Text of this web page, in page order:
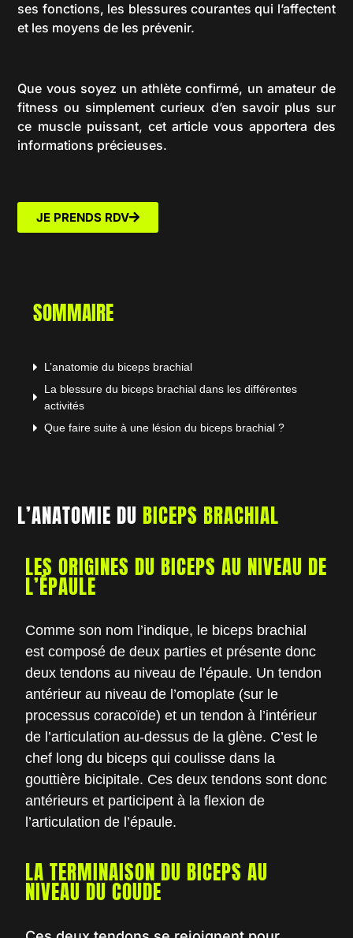
ses fonctions, les blessures courantes qui l’affectent
et les moyens de les prévenir.
Que vous soyez un athlète confirmé, un amateur de
fitness ou simplement curieux d’en savoir plus sur
ce muscle puissant, cet article vous apportera des
informations précieuses.
JE PRENDS RDV
SOMMAIRE
L’anatomie du biceps brachial
La blessure du biceps brachial dans les différentes
activités
Que faire suite à une lésion du biceps brachial ?
L’ANATOMIE DU BICEPS BRACHIAL
LES ORIGINES DU BICEPS AU NIVEAU DE
L’ÉPAULE
Comme son nom l’indique, le biceps brachial
est composé de deux parties et présente donc
deux tendons au niveau de l’épaule. Un tendon
antérieur au niveau de l’omoplate (sur le
processus coracoïde) et un tendon à l’intérieur
de l’articulation au-dessus de la glène. C’est le
chef long du biceps qui coulisse dans la
gouttière bicipitale. Ces deux tendons sont donc
antérieurs et participent à la flexion de
l’articulation de l’épaule.
LA TERMINAISON DU BICEPS AU
NIVEAU DU COUDE